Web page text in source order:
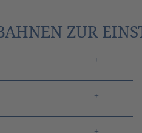
ZUR